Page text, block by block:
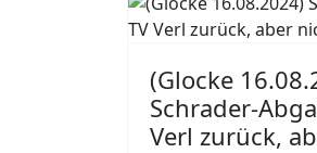
(Glocke
Schrader-
Verl zurück,